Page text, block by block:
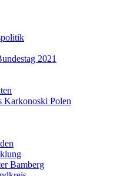
2021
Karkonoski Polen
Bamberg